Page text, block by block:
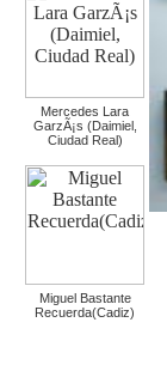
Mercedes Lara
GarzÃ¡s (Daimiel,
Ciudad Real)
Miguel Bastante
Recuerda(Cadiz)